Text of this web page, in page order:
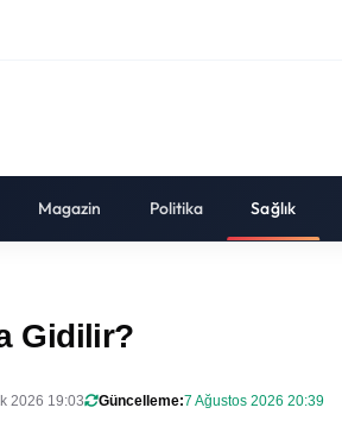
Magazin Politika Sağlık
Gidilir?
2026 19:03 Güncelleme:7 Ağustos 2026 20:39